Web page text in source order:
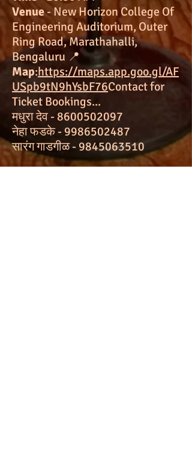
Venue- New Horizon College Of
Engineering Auditorium, Outer
Ring Road, Marathahalli,
Bengaluru 📍
Map:https://maps.app.goo.gl/AF
USpb9tN9hYsbF76Contact for
Ticket Bookings...
मधुरा देव - 8600502097
नेहा फडके - 9986502487
सारंग गाडगीळ - 9845063510